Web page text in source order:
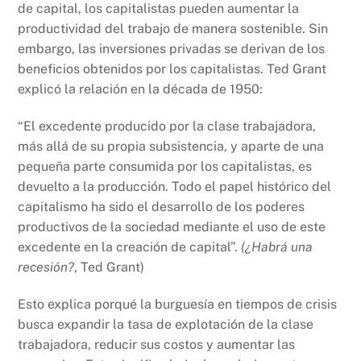
de capital, los capitalistas pueden aumentar la
productividad del trabajo de manera sostenible. Sin
embargo, las inversiones privadas se derivan de los
beneficios obtenidos por los capitalistas. Ted Grant
explicó la relación en la década de 1950:
“El excedente producido por la clase trabajadora,
más allá de su propia subsistencia, y aparte de una
pequeña parte consumida por los capitalistas, es
devuelto a la producción. Todo el papel histórico del
capitalismo ha sido el desarrollo de los poderes
productivos de la sociedad mediante el uso de este
excedente en la creación de capital”. (¿Habrá una
recesión?, Ted Grant)
Esto explica porqué la burguesía en tiempos de crisis
busca expandir la tasa de explotación de la clase
trabajadora, reducir sus costos y aumentar las